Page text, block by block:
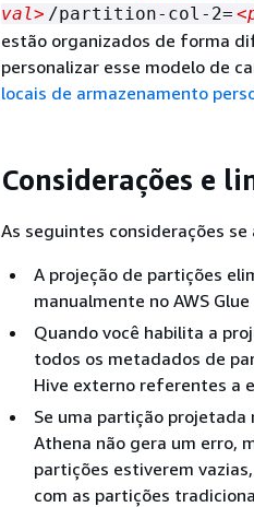
val> /partition-col-2=
estão organizados de forma
personalizar esse modelo de
locais de armazenamento
Considerações e
As seguintes considerações se
A projeção de partições
manualmente no AWS
Quando você habilita a
todos os metadados de
Hive externo referentes a
Se uma partição projetada
Athena não gera um erro,
partições estiverem
com as partições